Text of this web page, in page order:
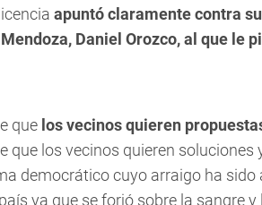
apuntó claramente contra
Daniel Orozco, al que le
que los vecinos quieren
que los vecinos quieren soluciones
democrático cuyo arraigo ha
ya que se forjó sobre la sangre y